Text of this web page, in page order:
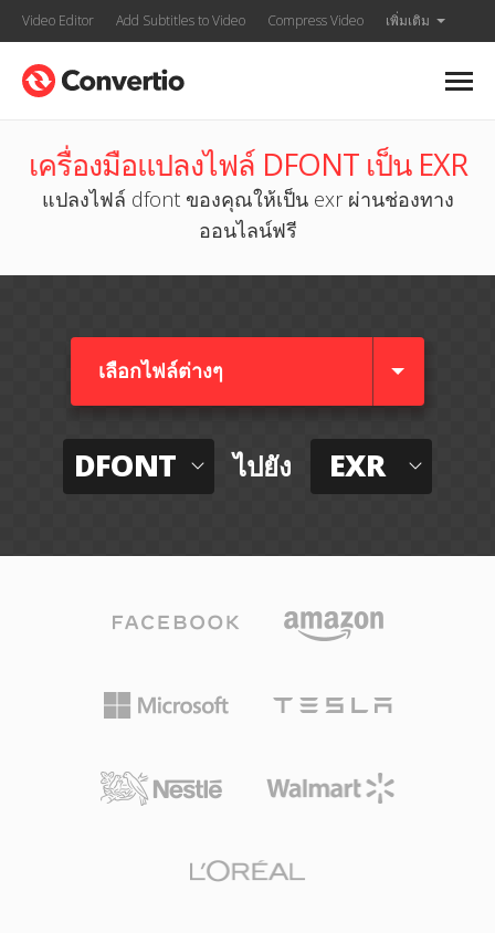
Video Editor Add Subtitles to Video Compress Video เพิ่มเติม
เครื่องมือแปลงไฟล์ DFONT เป็น EXR
แปลงไฟล์ dfont ของคุณให้เป็น exr ผ่านช่องทาง
ออนไลน์ฟรี
เลือกไฟล์ต่างๆ​
DFONT ไปยัง EXR